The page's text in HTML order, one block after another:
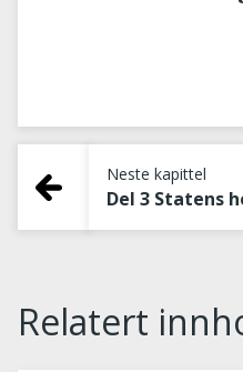
Neste kapittel
Relatert